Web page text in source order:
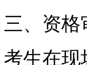
三、资格
考生在现